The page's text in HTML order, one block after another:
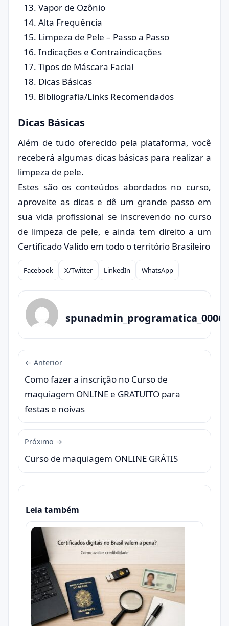
Vapor de Ozônio
Alta Frequência
Limpeza de Pele – Passo a Passo
Indicações e Contraindicações
Tipos de Máscara Facial
Dicas Básicas
Bibliografia/Links Recomendados
Dicas Básicas
Além de tudo oferecido pela plataforma, você
receberá algumas dicas básicas para realizar a
limpeza de pele.
Estes são os conteúdos abordados no curso,
aproveite as dicas e dê um grande passo em
sua vida profissional se inscrevendo no curso
de limpeza de pele, e ainda tem direito a um
Certificado Valido em todo o território Brasileiro
Compartilhar
Facebook X/Twitter LinkedIn WhatsApp
spunadmin_programatica_0006
← Anterior
Como fazer a inscrição no Curso de
maquiagem ONLINE e GRATUITO para
festas e noivas
Próximo →
Curso de maquiagem ONLINE GRÁTIS
Leia também